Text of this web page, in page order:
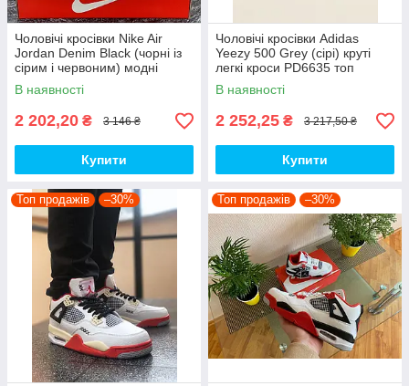
Чоловічі кросівки Nike Air
Jordan Denim Black (чорні із
сірим і червоним) модні
демісезонні кроси PD7043
топ
В наявності
2 202,20 ₴ 3 146 ₴
Купити
Чоловічі кросівки Adidas
Yeezy 500 Grey (сірі) круті
легкі кроси PD6635 топ
В наявності
2 252,25 ₴ 3 217,50 ₴
Купити
Топ продажів –30% Топ продажів –30%